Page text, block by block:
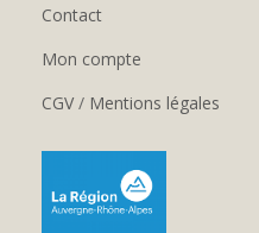
Contact
Mon compte
CGV/ Mentions légales